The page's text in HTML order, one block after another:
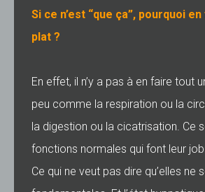
Si ce n’est “que ça”, pourquoi
plat ?
En effet, il n’y a pas à en faire tout
peu comme la respiration ou la
la digestion ou la cicatrisation. Ce
fonctions normales qui font leur
Ce qui ne veut pas dire qu’elles ne